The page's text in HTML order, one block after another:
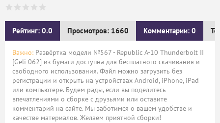
Рейтинг: 0.0 Просмотров: 1660 Комментарии: 0
Важно: Развёртка модели №567 - Republic A-10 Thunderbolt II
[Geli 062] из бумаги доступна для бесплатного скачивания и
свободного использования. Файл можно загрузить без
регистрации и открыть на устройствах Android, iPhone, iPad
или компьютере. Будем рады, если вы поделитесь
впечатлениями о сборке с друзьями или оставите
комментарий на сайте. Мы заботимся о вашем удобстве и
качестве материалов. Желаем приятной сборки!